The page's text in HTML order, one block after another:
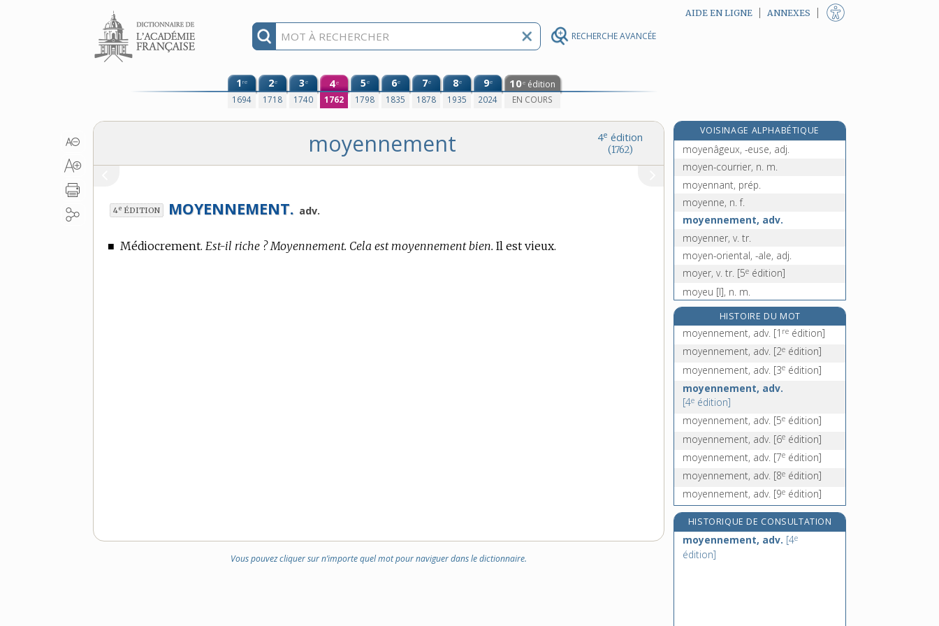
RECHERCHE AVANCÉE
Aller au contenu AIDE EN LIGNE ANNEXES
1re
1694
2e
1718
3e
1740
4e
1762
5e
1798
6e
1835
7e
1878
8e
1935
9e
2024
10e édition
EN COURS
4e édition
(1762)
moyennement
4e ÉDITION MOYENNEMENT. adv.
■ Médiocrement. Est-il riche ? Moyennement. Cela est moyennement bien. Il est vieux.
Vous pouvez cliquer sur n’importe quel mot pour naviguer dans le dictionnaire.
VOISINAGE ALPHABÉTIQUE
moyen [II], n. m.
moyenâgeux, -euse, adj.
moyen-courrier, n. m.
moyennant, prép.
moyenne, n. f.
moyennement, adv.
moyenner, v. tr.
moyen-oriental, -ale, adj.
moyer, v. tr. [5e édition]
moyeu [I], n. m.
moyeu [II], n. m.[7eédition]
mozabite, n.
mozambicain, -aine, adj.
HISTOIRE DU MOT
moyennement, adv. [1 re édition]
moyennement, adv. [2e édition]
moyennement, adv. [3e édition]
moyennement, adv.
[4e édition]
moyennement, adv. [5e édition]
moyennement, adv. [6e édition]
moyennement, adv. [7e édition]
moyennement, adv. [8e édition]
moyennement, adv. [9e édition]
HISTORIQUE DE CONSULTATION
moyennement, adv. [4e
édition]